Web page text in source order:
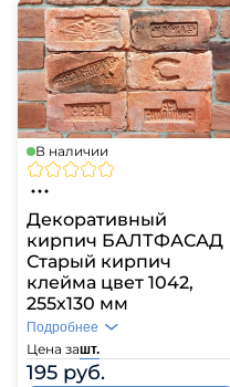
В наличии
Декоративный
кирпич БАЛТФАСАД
Старый кирпич
клейма цвет 1042,
255х130 мм
Цена зашт.
195 руб.
Подробнее